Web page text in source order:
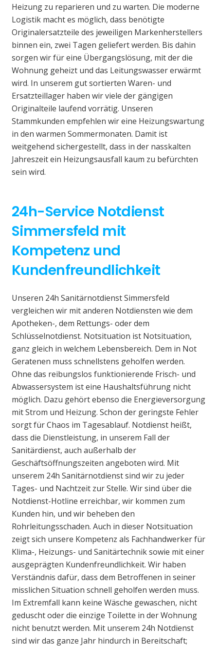
Heizung zu reparieren und zu warten. Die moderne
Logistik macht es möglich, dass benötigte
Originalersatzteile des jeweiligen Markenherstellers
binnen ein, zwei Tagen geliefert werden. Bis dahin
sorgen wir für eine Übergangslösung, mit der die
Wohnung geheizt und das Leitungswasser erwärmt
wird. In unserem gut sortierten Waren- und
Ersatzteillager haben wir viele der gängigen
Originalteile laufend vorrätig. Unseren
Stammkunden empfehlen wir eine Heizungswartung
in den warmen Sommermonaten. Damit ist
weitgehend sichergestellt, dass in der nasskalten
Jahreszeit ein Heizungsausfall kaum zu befürchten
sein wird.
24h-Service Notdienst
Simmersfeld mit
Kompetenz und
Kundenfreundlichkeit
Unseren 24h Sanitärnotdienst Simmersfeld
vergleichen wir mit anderen Notdiensten wie dem
Apotheken-, dem Rettungs- oder dem
Schlüsselnotdienst. Notsituation ist Notsituation,
ganz gleich in welchem Lebensbereich. Dem in Not
Geratenen muss schnellstens geholfen werden.
Ohne das reibungslos funktionierende Frisch- und
Abwassersystem ist eine Haushaltsführung nicht
möglich. Dazu gehört ebenso die Energieversorgung
mit Strom und Heizung. Schon der geringste Fehler
sorgt für Chaos im Tagesablauf. Notdienst heißt,
dass die Dienstleistung, in unserem Fall der
Sanitärdienst, auch außerhalb der
Geschäftsöffnungszeiten angeboten wird. Mit
unserem 24h Sanitärnotdienst sind wir zu jeder
Tages- und Nachtzeit zur Stelle. Wir sind über die
Notdienst-Hotline erreichbar, wir kommen zum
Kunden hin, und wir beheben den
Rohrleitungsschaden. Auch in dieser Notsituation
zeigt sich unsere Kompetenz als Fachhandwerker für
Klima-, Heizungs- und Sanitärtechnik sowie mit einer
ausgeprägten Kundenfreundlichkeit. Wir haben
Verständnis dafür, dass dem Betroffenen in seiner
misslichen Situation schnell geholfen werden muss.
Im Extremfall kann keine Wäsche gewaschen, nicht
geduscht oder die einzige Toilette in der Wohnung
nicht benutzt werden. Mit unserem 24h Notdienst
sind wir das ganze Jahr hindurch in Bereitschaft;